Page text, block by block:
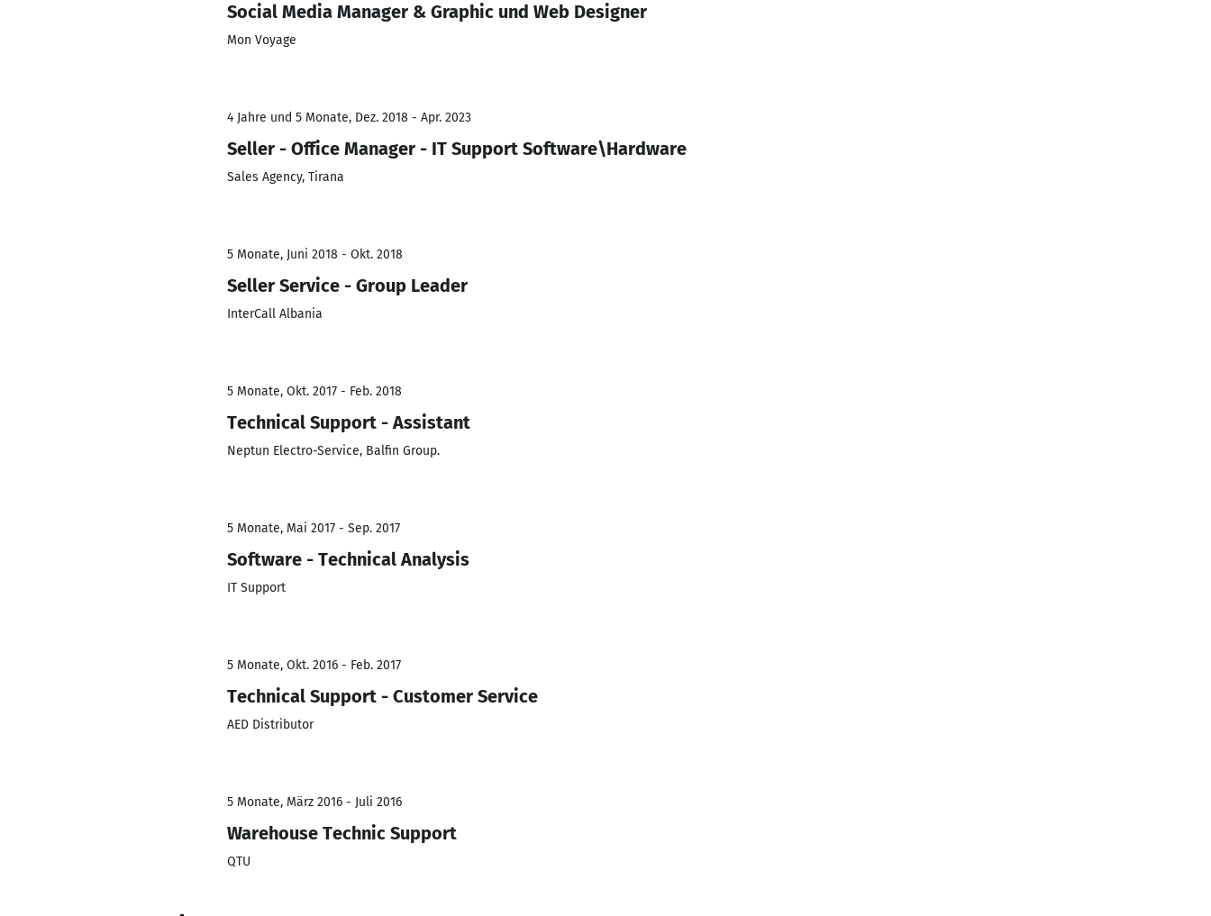
Social Media Manager & Graphic und Web Designer
Mon Voyage
4 Jahre und 5 Monate, Dez. 2018 - Apr. 2023
Seller - Office Manager - IT Support Software\Hardware
Sales Agency, Tirana
5 Monate, Juni 2018 - Okt. 2018
Seller Service - Group Leader
InterCall Albania
5 Monate, Okt. 2017 - Feb. 2018
Technical Support - Assistant
Neptun Electro-Service, Balfin Group.
5 Monate, Mai 2017 - Sep. 2017
Software - Technical Analysis
IT Support
5 Monate, Okt. 2016 - Feb. 2017
Technical Support - Customer Service
AED Distributor
5 Monate, März 2016 - Juli 2016
Warehouse Technic Support
QTU